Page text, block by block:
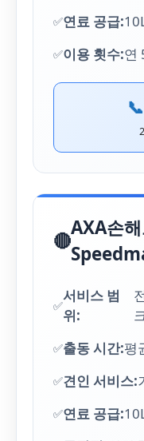
연료 공급:
이용 횟수:연
🔴
AXA손
서비스 범
위:
출동 시간:평
견인 서비스:
연료 공급: